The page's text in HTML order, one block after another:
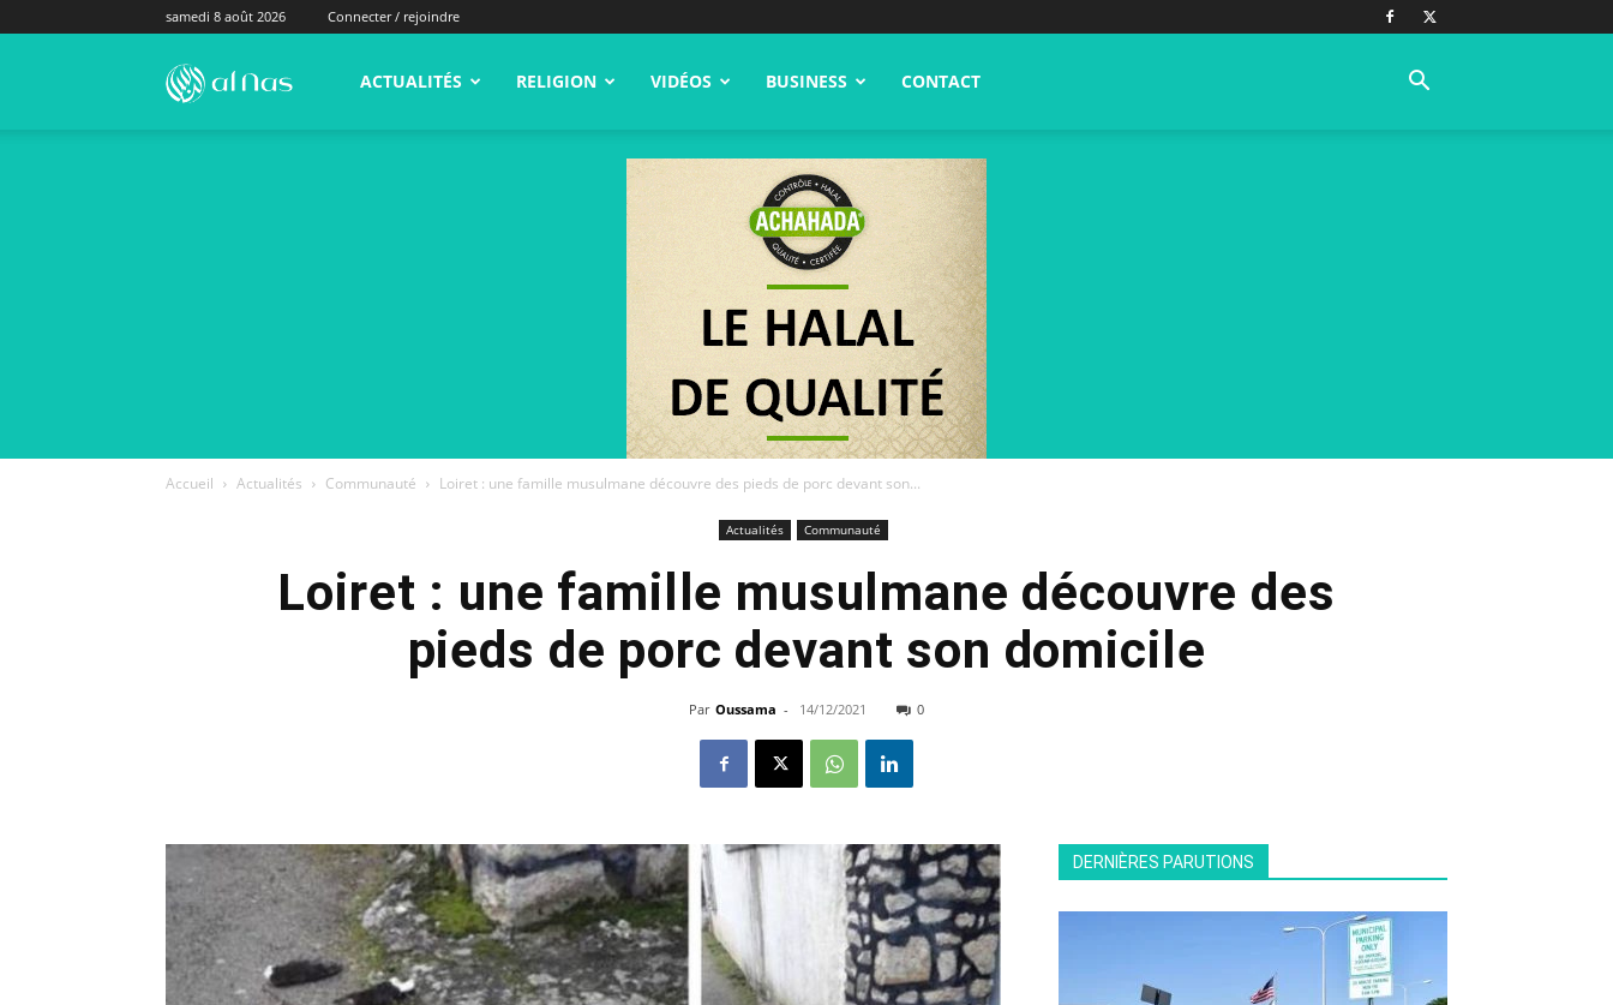
samedi 8 août 2026 Connecter / rejoindre
alNas.fr ACTUALITÉS RELIGION VIDÉOS BUSINESS CONTACT
Accueil Actualités Communauté Loiret : une famille musulmane découvre des pieds de porc devant son...
Actualités Communauté
Loiret : une famille musulmane découvre des
pieds de porc devant son domicile
Par Oussama - 14/12/2021 0
DERNIÈRES PARUTIONS